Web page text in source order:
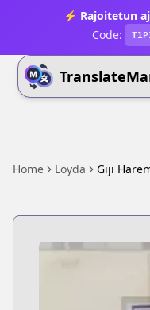
⚡ Rajoitetun
Code:
Home Löydä Giji